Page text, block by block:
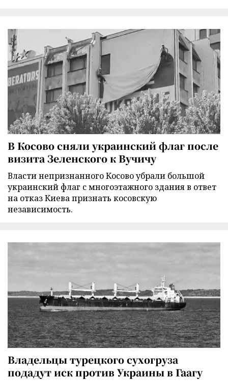
В Косово сняли украинский флаг после
визита Зеленского к Вучичу
Власти непризнанного Косово убрали большой
украинский флаг с многоэтажного здания в ответ
на отказ Киева признать косовскую
независимость.
Владельцы турецкого сухогруза
подадут иск против Украины в Гаагу